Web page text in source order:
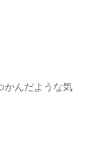
かんだような気